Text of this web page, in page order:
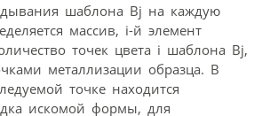
шаблона Bj на каждую
массив, i-й элемент
точек цвета i шаблона Bj,
металлизации образца. В
точке находится
искомой формы, для